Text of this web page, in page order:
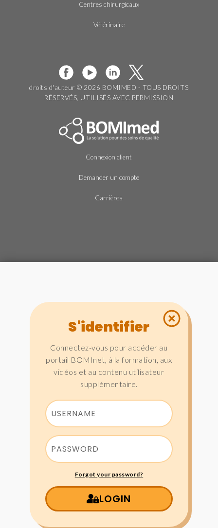
Centres chirurgicaux
Vétérinaire
droits d'auteur © 2026 BOMIMED - TOUS DROITS
RÉSERVÉS, UTILISÉS AVEC PERMISSION
Connexion client
Demander un compte
Carrières
S'identifier
Connectez-vous pour accéder au
portail BOMInet, à la formation, aux
vidéos et au contenu utilisateur
supplémentaire.
Forgot your password?
LOGIN